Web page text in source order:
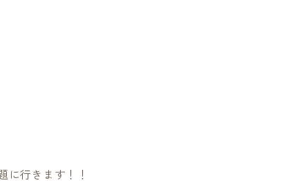
に行きます！！